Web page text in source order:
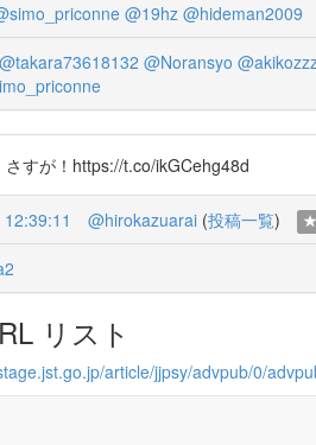
@19hz @hideman2009
@takara73618132 @Noransyo
すが！https://t.co/ikGCehg48d
@hirokazuarai (投稿一覧)
リスト
article/jjpsy/advpub/0/